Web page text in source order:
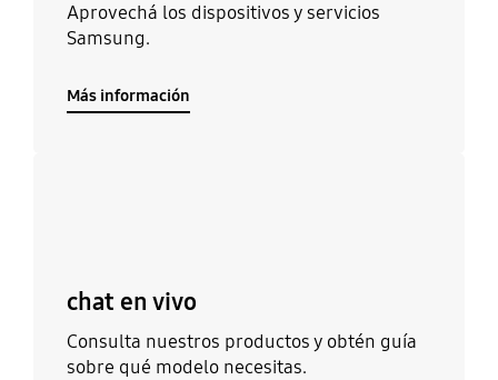
Aprovechá los dispositivos y servicios
Samsung.
Más información
chat en vivo
Consulta nuestros productos y obtén guía
sobre qué modelo necesitas.